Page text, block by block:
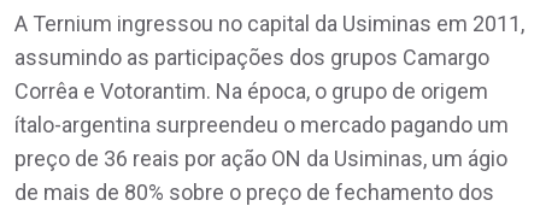
A Ternium ingressou no capital da Usiminas em 2011,
assumindo as participações dos grupos Camargo
Corrêa e Votorantim. Na época, o grupo de origem
ítalo-argentina surpreendeu o mercado pagando um
preço de 36 reais por ação ON da Usiminas, um ágio
de mais de 80% sobre o preço de fechamento dos